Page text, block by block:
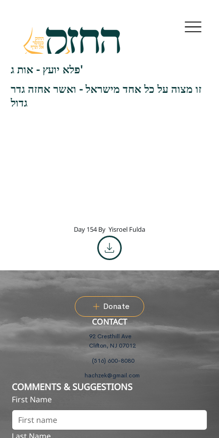
פלא יועץ - אות ג'
זו מצוה על כל אחד מישראל - ואשר אחזה גדר
גדול
Day 154 By Yisroel Fulda
Donate
CONTACT
92 Cresthill Ave
Clifton, NJ 07012
(516) 600-8080
hachzek@gmail.com
COMMENTS & SUGGESTIONS
First Name